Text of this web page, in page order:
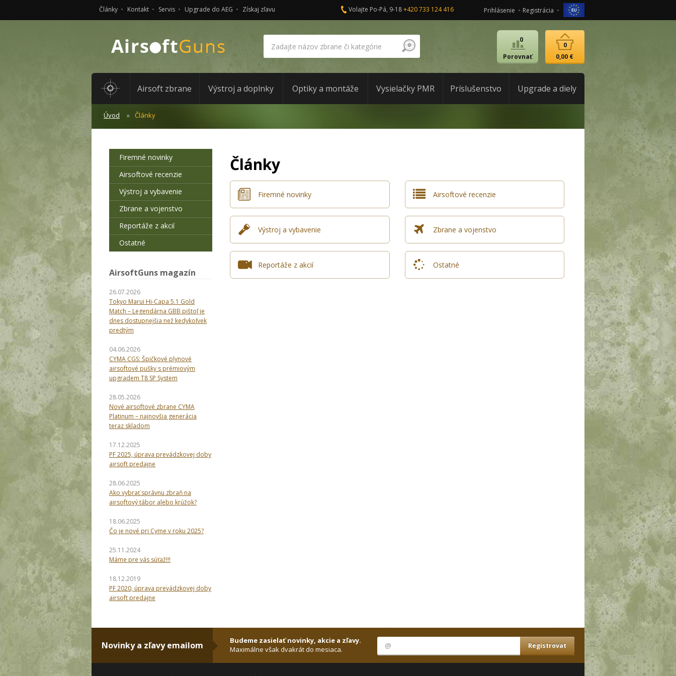
Články Kontakt Servis Upgrade do AEG Získaj zľavu Volajte Po-Pá, 9-18+420 733 124 416 Prihlásenie Registrácia
Porovnať
0
0,00 €
0
Airsoft zbrane Výstroj a doplnky Optiky a montáže Vysielačky PMR Príslušenstvo Upgrade a diely
Úvod Články
Články
Firemné novinky Airsoftové recenzie
Výstroj a vybavenie Zbrane a vojenstvo
Reportáže z akcií Ostatné
Firemné novinky
Airsoftové recenzie
Výstroj a vybavenie
Zbrane a vojenstvo
Reportáže z akcií
Ostatné
AirsoftGuns magazín
26.07.2026
Tokyo Marui Hi-Capa 5.1 Gold
Match – Legendárna GBB pištoľ je
dnes dostupnejšia než kedykoľvek
predtým
04.06.2026
CYMA CGS: Špičkové plynové
airsoftové pušky s prémiovým
upgradem T8 SP System
28.05.2026
Nové airsoftové zbrane CYMA
Platinum – najnovšia generácia
teraz skladom
17.12.2025
PF 2025, úprava prevádzkovej doby
airsoft predajne
28.06.2025
Ako vybrať správnu zbraň na
airsoftový tábor alebo krúžok?
18.06.2025
Čo je nové pri Cyme v roku 2025?
25.11.2024
Máme pre vás súťaž!!!
18.12.2019
PF 2020, úprava prevádzkovej doby
airsoft predajne
Novinky a zľavy emailom
Budeme zasielať novinky, akcie a zľavy.
Maximálne však dvakrát do mesiaca.